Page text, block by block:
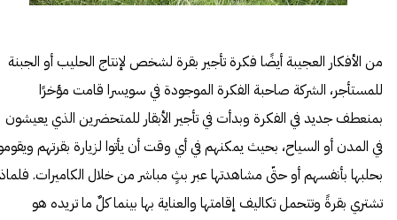
من الأفكار العجيبة أيضًا فكرةتأجير بقرة لشخص لإنتاج الحليب أو الجبنة
للمستأجر، الشركة صاحبة الفكرة الموجودة في سويسرا قامت مؤخرًا
بمنعطف جديد في الفكرة وبدأت في تأجير الأبقار للمتحضرين الذي يعيشون
في المدن أو السياح، بحيث يمكنهم في أي وقت أن يأتوا لزيارة بقرتهم
بحلبها بأنفسهم أو حتّى مشاهدتها عبر بثٍ مباشر من خلال الكاميرات.
تشتري بقرةً وتتحمل تكاليف إقامتها والعناية بها بينما كلٌ ما تريده هو